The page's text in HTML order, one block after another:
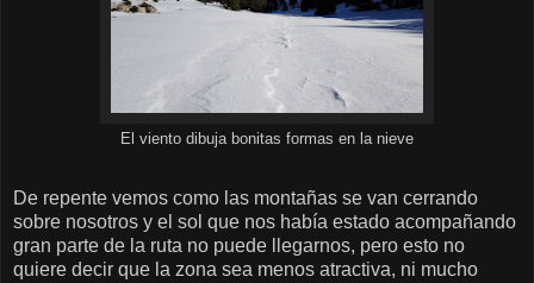
El viento dibuja bonitas formas en la nieve
De repente vemos como las montañas se van cerrando
sobre nosotros y el sol que nos había estado acompañando
gran parte de la ruta no puede llegarnos, pero esto no
quiere decir que la zona sea menos atractiva, ni mucho